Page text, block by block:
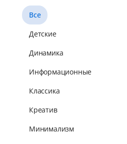
Все
Детские
Динамика
Информационные
Классика
Креатив
Минимализм